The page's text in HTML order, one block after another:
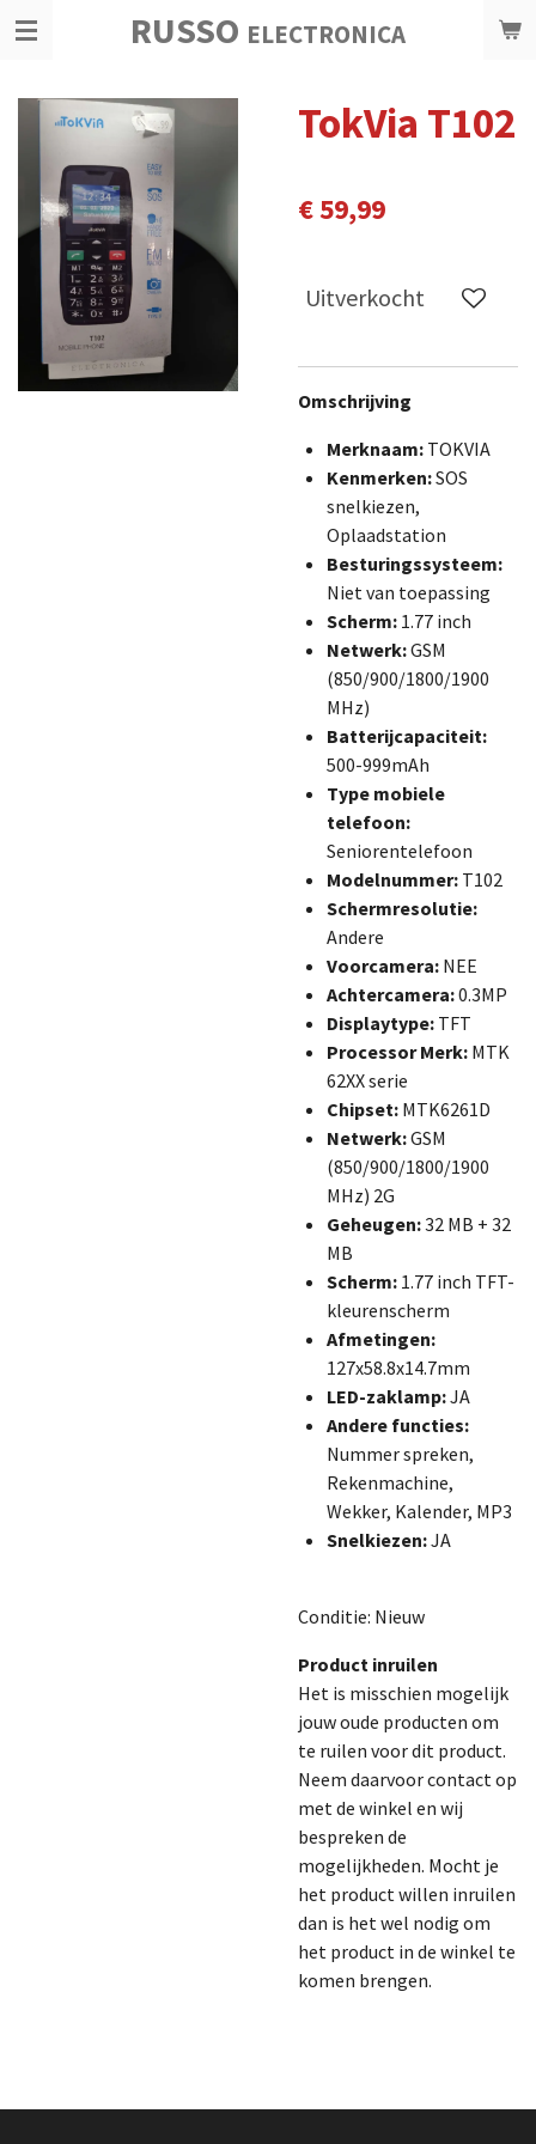
Ga
RUSSO ELECTRONICA
TokVia T102
€ 59,99
Uitverkocht
Omschrijving
Merknaam: TOKVIA
Kenmerken:SOS
snelkiezen,
Oplaadstation
Besturingssysteem:
Niet van toepassing
Scherm: 1.77 inch
Netwerk:GSM
(850/900/1800/1900
MHz)
Batterijcapaciteit:
500-999mAh
Type mobiele
telefoon:
Seniorentelefoon
Modelnummer: T102
Schermresolutie:
Andere
Voorcamera: NEE
Achtercamera:0.3MP
Displaytype: TFT
Processor Merk: MTK
62XX serie
Chipset: MTK6261D
Netwerk:GSM
(850/900/1800/1900
MHz) 2G
Geheugen:32 MB + 32
MB
Scherm: 1.77 inch TFT-
kleurenscherm
Afmetingen:
127x58.8x14.7mm
LED-zaklamp:JA
Andere functies:
Nummer spreken,
Rekenmachine,
Wekker, Kalender, MP3
Snelkiezen:JA
Conditie: Nieuw
Product inruilen
Het is misschien mogelijk
jouw oude producten om
te ruilen voor dit product.
Neem daarvoor contact op
met de winkel en wij
bespreken de
mogelijkheden. Mocht je
het product willen inruilen
dan is het wel nodig om
het product in de winkel te
komen brengen.